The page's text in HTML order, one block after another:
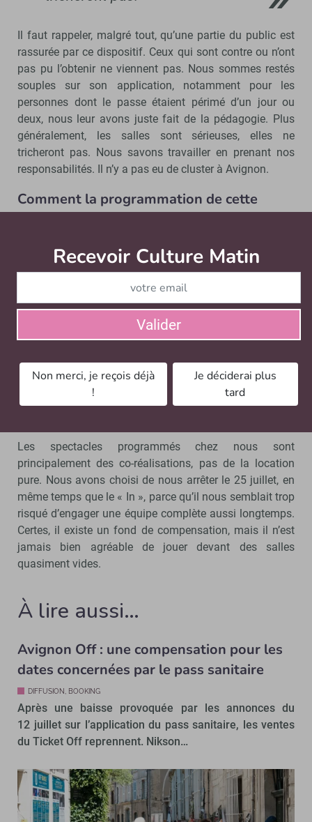
Il faut rappeler, malgré tout, qu’une partie du public est
rassurée par ce dispositif. Ceux qui sont contre ou n’ont
pas pu l’obtenir ne viennent pas. Nous sommes restés
souples sur son application, notamment pour les
personnes dont le passe étaient périmé d’un jour ou
deux, nous leur avons juste fait de la pédagogie. Plus
généralement, les salles sont sérieuses, elles ne
tricheront pas. Nous savons travailler en prenant nos
responsabilités. Il n’y a pas eu de cluster à Avignon.
Comment la programmation de cette
J’ai programmé cinq créneaux à la place de sept, et
abandonné les créneaux de fin de soirée. La contrainte
sanitaire d’une heure de battement entre les spectacles a
finalement représenté un confort pour les artistes, et cela
fait réfléchir. Cela devrait être un accueil normal pour les
Ministère de la Culture a assuré un suivi en cas de
déficit, la plupart des lieux ont donc joué le jeu, mais
certains ont une contrainte économique trop forte pour
Les spectacles programmés chez nous sont
principalement des co-réalisations, pas de la location
pure. Nous avons choisi de nous arrêter le 25 juillet, en
même temps que le « In », parce qu’il nous semblait trop
risqué d’engager une équipe complète aussi longtemps.
Certes, il existe un fond de compensation, mais il n’est
jamais bien agréable de jouer devant des salles
quasiment vides.
À lire aussi…
Avignon Off : une compensation pour les
dates concernées par le pass sanitaire
DIFFUSION, BOOKING
Après une baisse provoquée par les annonces du
12 juillet sur l’application du pass sanitaire, les ventes
du Ticket Off reprennent. Nikson…
Recevoir Culture Matin
Valider
Non merci, je reçois déjà
!
Je déciderai plus
tard